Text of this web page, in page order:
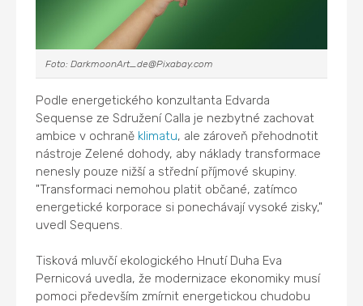
Foto: DarkmoonArt_de@Pixabay.com
Podle energetického konzultanta Edvarda
Sequense ze Sdružení Calla je nezbytné zachovat
ambice v ochraně klimatu, ale zároveň přehodnotit
nástroje Zelené dohody, aby náklady transformace
nenesly pouze nižší a střední příjmové skupiny.
"Transformaci nemohou platit občané, zatímco
energetické korporace si ponechávají vysoké zisky,"
uvedl Sequens.
Tisková mluvčí ekologického Hnutí Duha Eva
Pernicová uvedla, že modernizace ekonomiky musí
pomoci především zmírnit energetickou chudobu